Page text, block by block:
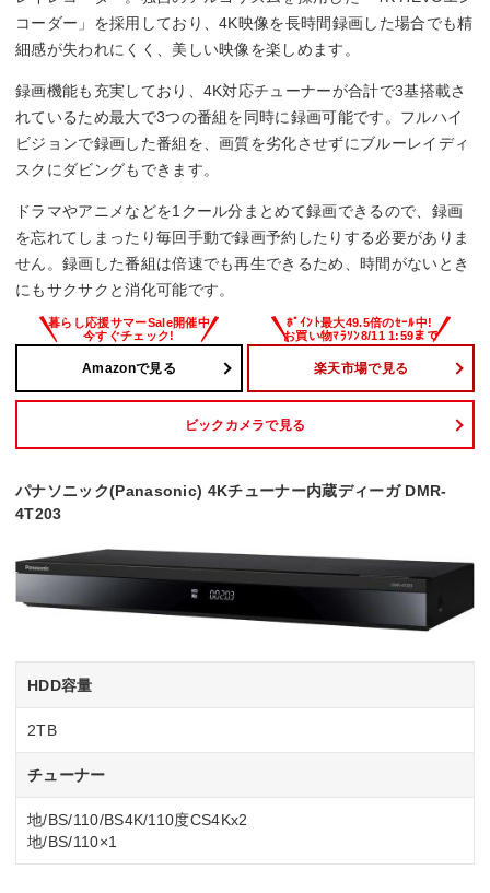
コーダー」を採用しており、4K映像を長時間録画した場合でも精
細感が失われにくく、美しい映像を楽しめます。
録画機能も充実しており、4K対応チューナーが合計で3基搭載さ
れているため最大で3つの番組を同時に録画可能です。フルハイ
ビジョンで録画した番組を、画質を劣化させずにブルーレイディ
スクにダビングもできます。
ドラマやアニメなどを1クール分まとめて録画できるので、録画
を忘れてしまったり毎回手動で録画予約したりする必要がありま
せん。録画した番組は倍速でも再生できるため、時間がないとき
にもサクサクと消化可能です。
Amazonで見る 楽天市場で見る
ビックカメラで見る
パナソニック(Panasonic) 4Kチューナー内蔵ディーガ DMR-
4T203
HDD容量
2TB
チューナー
地/BS/110/BS4K/110度CS4Kx2
地/BS/110×1